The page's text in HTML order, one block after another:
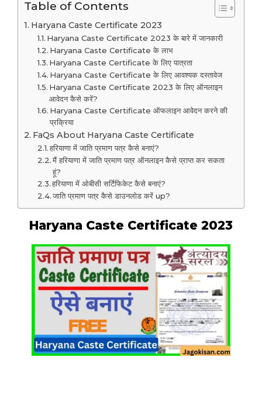
Table of Contents
Haryana Caste Certificate 2023
Haryana Caste Certificate 2023 के बारे में जानकारी
Haryana Caste Certificate के लाभ
Haryana Caste Certificate के लिए पात्रता
Haryana Caste Certificate के लिए आवश्यक दस्तावेज
Haryana Caste Certificate 2023 के लिए ऑनलाइन
आवेदन कैसे करें?
Haryana Caste Certificate ऑफलाइन आवेदन करने की
प्रक्रिया
FaQs About Haryana Caste Certificate
हरियाणा में जाति प्रमाण पत्र कैसे बनाएं?
मैं हरियाणा में जाति प्रमाण पत्र ऑनलाइन कैसे प्राप्त कर सकता
हूं?
हरियाणा में ओबीसी सर्टिफिकेट कैसे बनाएं?
जाति प्रमाण पत्र कैसे डाउनलोड करें up?
Haryana Caste Certificate 2023